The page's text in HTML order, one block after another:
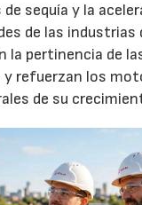
sequía y la
de las industrias
la pertinencia de
y refuerzan los
de su